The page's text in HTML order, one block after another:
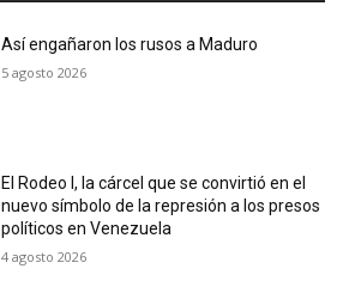
Así engañaron los rusos a Maduro
5 agosto 2026
El Rodeo I, la cárcel que se convirtió en el
nuevo símbolo de la represión a los presos
políticos en Venezuela
4 agosto 2026